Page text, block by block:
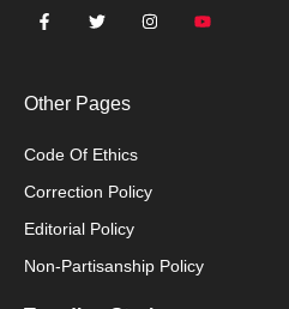
Other Pages
Code Of Ethics
Correction Policy
Editorial Policy
Non-Partisanship Policy